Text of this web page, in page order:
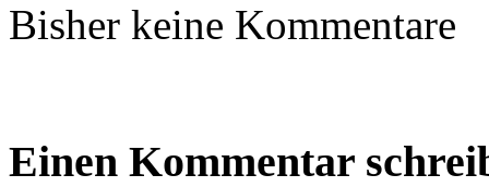
Bisher keine Kommentare
Einen Kommentar